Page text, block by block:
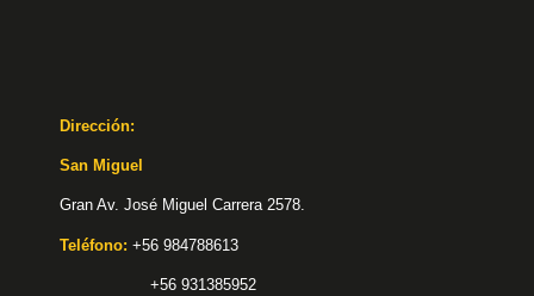
Dirección:
San Miguel
Gran Av. José Miguel Carrera 2578.
Teléfono: +56 984788613
+56 931385952